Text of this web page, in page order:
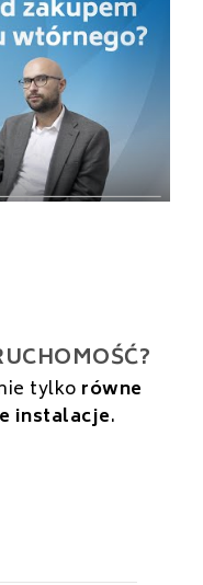
tylko równe
instalacje.